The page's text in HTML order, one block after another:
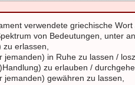
verwendete griechische Wort
von Bedeutungen, unter
erlassen,
jemanden) in Ruhe zu lassen /
zu erlauben /
jemanden) gewähren zu lassen,